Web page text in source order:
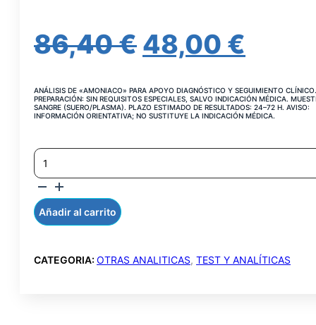
86,40€ EL
ORIGINAL
86,40 €.
48,00 €
ANÁLISIS DE «AMONIACO» PARA APOYO DIAGNÓSTICO Y SEGUIMIENTO CLÍNICO.
PREPARACIÓN: SIN REQUISITOS ESPECIALES, SALVO INDICACIÓN MÉDICA.
SANGRE (SUERO/PLASMA). PLAZO ESTIMADO DE RESULTADOS: 24–72 H. AVISO:
INFORMACIÓN ORIENTATIVA; NO SUSTITUYE LA INDICACIÓN MÉDICA.
AMONIO
(AMONIACO)
EN
PLASMA
CANTIDAD
Añadir al carrito
CATEGORIA: OTRAS ANALITICAS, TEST Y ANALÍTICAS